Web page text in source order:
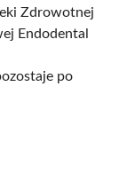
Zdrowotnej
Endodental
po